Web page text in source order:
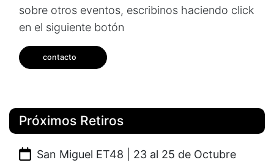
sobre otros eventos, escribinos haciendo click
en el siguiente botón
contacto
Próximos Retiros
San Miguel ET48 | 23 al 25 de Octubre